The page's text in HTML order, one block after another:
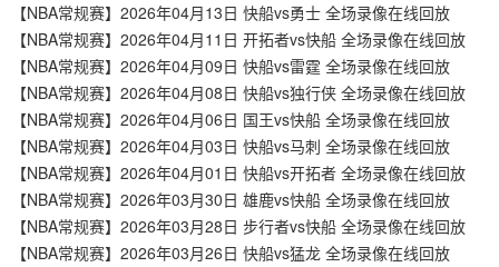
【NBA常规赛】2026年04月13日 快船vs勇士 全场录像在线回放
【NBA常规赛】2026年04月11日 开拓者vs快船 全场录像在线回放
【NBA常规赛】2026年04月09日 快船vs雷霆 全场录像在线回放
【NBA常规赛】2026年04月08日 快船vs独行侠 全场录像在线回放
【NBA常规赛】2026年04月06日 国王vs快船 全场录像在线回放
【NBA常规赛】2026年04月03日 快船vs马刺 全场录像在线回放
【NBA常规赛】2026年04月01日 快船vs开拓者 全场录像在线回放
【NBA常规赛】2026年03月30日 雄鹿vs快船 全场录像在线回放
【NBA常规赛】2026年03月28日 步行者vs快船 全场录像在线回放
【NBA常规赛】2026年03月26日 快船vs猛龙 全场录像在线回放